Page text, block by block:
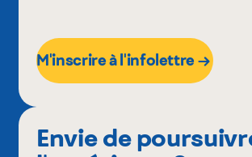
M'inscrire à l'infolettre
Envie de